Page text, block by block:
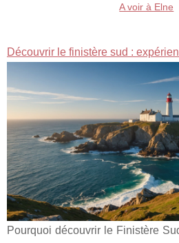
A voir à Elne
Découvrir le finistère sud :
Pourquoi découvrir le Finistère